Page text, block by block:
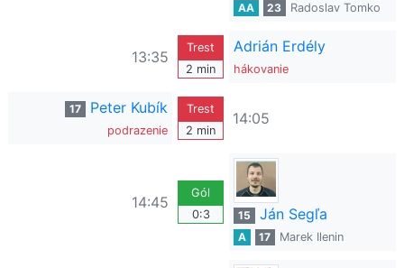
AA
23 Radoslav Tomko
13:35
Trest
2 min
Adrián Erdély
hákovanie
17 Peter Kubík
podrazenie
Trest
2 min
14:05
14:45
Gól
0:3
15 Ján Segľa
A 17 Marek Ilenin